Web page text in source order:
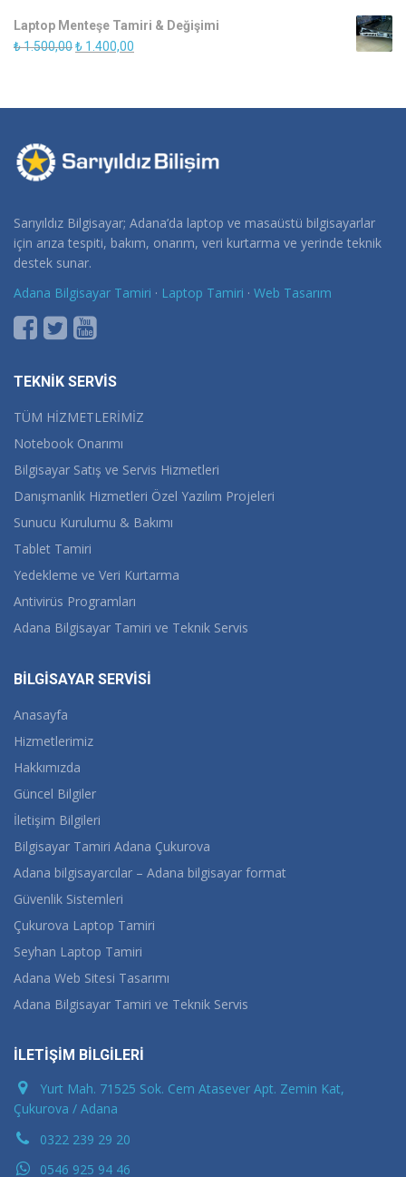
₺ 1.500,00.fiyat:
₺ 1.250,00.
Laptop Menteşe Tamiri & Değişimi
₺1.500,00Orijinal
₺ 1.400,00
₺ 1.400,00.
Sarıyıldız Bilgisayar; Adana’da laptop ve masaüstü bilgisayarlar
için arıza tespiti, bakım, onarım, veri kurtarma ve yerinde teknik
destek sunar.
Adana Bilgisayar Tamiri · Laptop Tamiri · Web Tasarım
TEKNİK SERVİS
TÜM HİZMETLERİMİZ
Notebook Onarımı
Bilgisayar Satış ve Servis Hizmetleri
Danışmanlık Hizmetleri Özel Yazılım Projeleri
Sunucu Kurulumu & Bakımı
Tablet Tamiri
Yedekleme ve Veri Kurtarma
Antivirüs Programları
Adana Bilgisayar Tamiri ve Teknik Servis
BİLGİSAYAR SERVİSİ
Anasayfa
Hizmetlerimiz
Hakkımızda
Güncel Bilgiler
İletişim Bilgileri
Bilgisayar Tamiri Adana Çukurova
Adana bilgisayarcılar – Adana bilgisayar format
Güvenlik Sistemleri
Çukurova Laptop Tamiri
Seyhan Laptop Tamiri
Adana Web Sitesi Tasarımı
Adana Bilgisayar Tamiri ve Teknik Servis
İLETİŞİM BİLGİLERİ
Yurt Mah. 71525 Sok. Cem Atasever Apt. Zemin Kat,
Çukurova / Adana
0322 239 29 20
0546 925 94 46